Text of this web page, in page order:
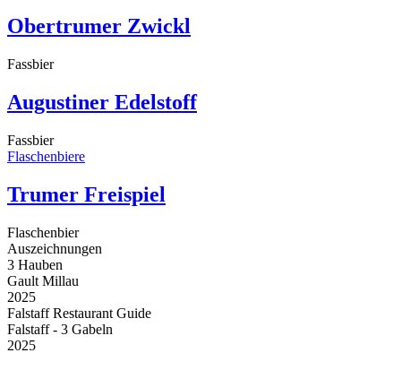
Obertrumer Zwickl
Fassbier
Augustiner Edelstoff
Fassbier
Flaschenbiere
Trumer Freispiel
Flaschenbier
Auszeichnungen
3 Hauben
Gault Millau
2025
Falstaff Restaurant Guide
Falstaff - 3 Gabeln
2025